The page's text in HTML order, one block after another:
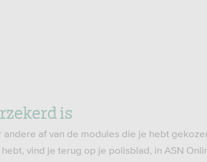
is
af van de modules die je hebt
vind je terug op je polisblad, in ASN